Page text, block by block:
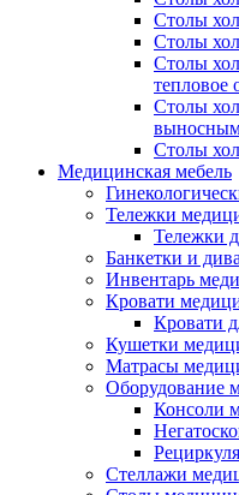
Столы
Столы
Столы
тепловое
Столы
Столы
Медицинская мебель
Тележки
Тележки
Банкетки и
Инвентарь
Кровати
Кровати
Кушетки
Матраcы
Оборудование
Консоли
Стеллажи